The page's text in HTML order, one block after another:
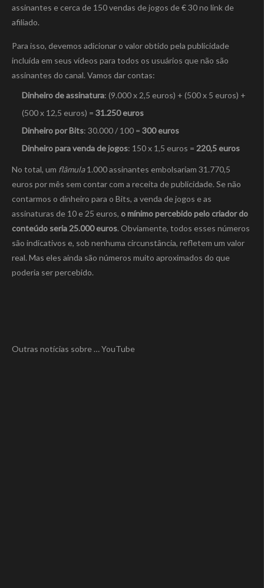
assinantes e cerca de 150 vendas de jogos de € 30 no link de
afiliado.
Para isso, devemos adicionar o valor obtido pela publicidade
incluída em seus vídeos para todos os usuários que não são
assinantes do canal. Vamos dar contas:
Dinheiro de assinatura: (9.000 x 2,5 euros) + (500 x 5 euros) +
(500 x 12,5 euros) = 31.250 euros
Dinheiro por Bits: 30.000 / 100 = 300 euros
Dinheiro para venda de jogos: 150 x 1,5 euros = 220,5 euros
No total, um flâmula1.000 assinantes embolsariam 31.770,5
euros por mês sem contar com a receita de publicidade. Se não
contarmos o dinheiro para o Bits, a venda de jogos e as
assinaturas de 10 e 25 euros, o mínimo percebido pelo criador do
conteúdo seria 25.000 euros. Obviamente, todos esses números
são indicativos e, sob nenhuma circunstância, refletem um valor
real. Mas eles ainda são números muito aproximados do que
poderia ser percebido.
Outras notícias sobre … YouTube